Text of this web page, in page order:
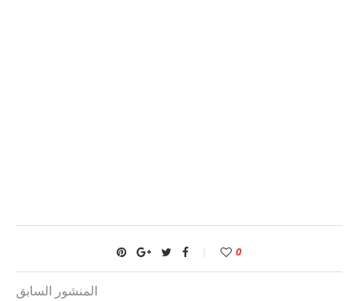
0
المنشور السابق